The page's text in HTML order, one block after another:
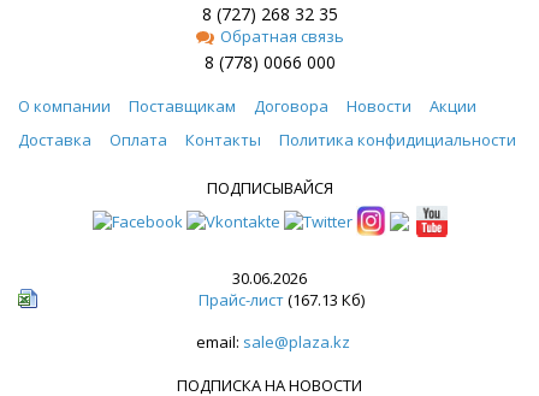
8 (727) 268 32 35
Обратная связь
8 (778) 0066 000
О компании Поставщикам Договора Новости
Акции
Доставка
Оплата Контакты Политика конфидициальности
ПОДПИСЫВАЙСЯ
30.06.2026
Прайс-лист(167.13 Кб)
email: sale@plaza.kz
ПОДПИСКА НА НОВОСТИ